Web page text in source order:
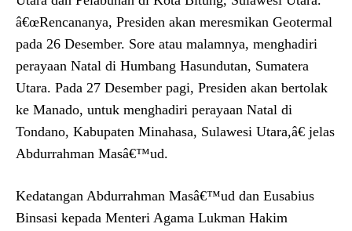
â€œRencananya, Presiden akan meresmikan Geotermal
pada 26 Desember. Sore atau malamnya, menghadiri
perayaan Natal di Humbang Hasundutan, Sumatera
Utara. Pada 27 Desember pagi, Presiden akan bertolak
ke Manado, untuk menghadiri perayaan Natal di
Tondano, Kabupaten Minahasa, Sulawesi Utara,â€ jelas
Abdurrahman Masâ€™ud.
Kedatangan Abdurrahman Masâ€™ud dan Eusabius
Binsasi kepada Menteri Agama Lukman Hakim